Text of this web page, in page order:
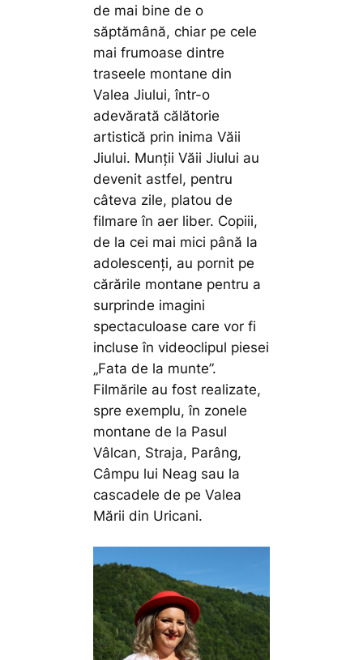
de mai bine de o
săptămână, chiar pe cele
mai frumoase dintre
traseele montane din
Valea Jiului, într-o
adevărată călătorie
artistică prin inima Văii
Jiului. Munții Văii Jiului au
devenit astfel, pentru
câteva zile, platou de
filmare în aer liber. Copiii,
de la cei mai mici până la
adolescenți, au pornit pe
cărările montane pentru a
surprinde imagini
spectaculoase care vor fi
incluse în videoclipul piesei
„Fata de la munte”.
Filmările au fost realizate,
spre exemplu, în zonele
montane de la Pasul
Vâlcan, Straja, Parâng,
Câmpu lui Neag sau la
cascadele de pe Valea
Mării din Uricani.